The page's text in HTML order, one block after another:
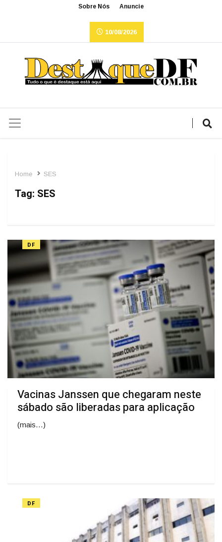
Sobre Nós Anuncie
10/08/2026
Home SES
Tag: SES
DF
Vacinas Janssen que chegaram neste
sábado são liberadas para aplicação
(mais…)
DF